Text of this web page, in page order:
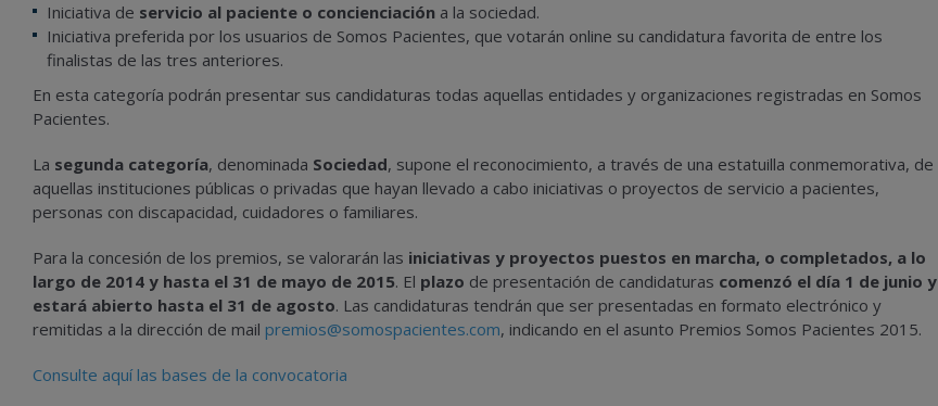
Iniciativa de servicio al paciente o concienciación a la sociedad.
Iniciativa preferida por los usuarios de Somos Pacientes, que votarán online su candidatura favorita de entre los
finalistas de las tres anteriores.
En esta categoría podrán presentar sus candidaturas todas aquellas entidades y organizaciones registradas en Somos
Pacientes.
La segunda categoría, denominada Sociedad, supone el reconocimiento, a través de una estatuilla conmemorativa, de
aquellas instituciones públicas o privadas que hayan llevado a cabo iniciativas o proyectos de servicio a pacientes,
personas con discapacidad, cuidadores o familiares.
Para la concesión de los premios, se valorarán las iniciativas y proyectos puestos en marcha, o completados, a lo
largo de 2014 y hasta el 31 de mayo de 2015. El plazo de presentación de candidaturas comenzó el día 1 de junio y
estará abierto hasta el 31 de agosto. Las candidaturas tendrán que ser presentadas en formato electrónico y
remitidas a la dirección de mail premios@somospacientes.com, indicando en el asunto Premios Somos Pacientes 2015.
Consulte aquí las bases de la convocatoria